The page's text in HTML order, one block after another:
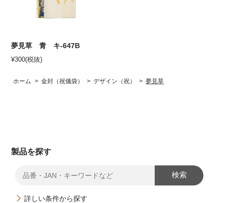
夢見草 青 キ-647B
¥300(税抜)
ホーム > 金封（祝儀袋） > デザイン（祝） > 夢見草
製品を探す
検索
詳しい条件から探す